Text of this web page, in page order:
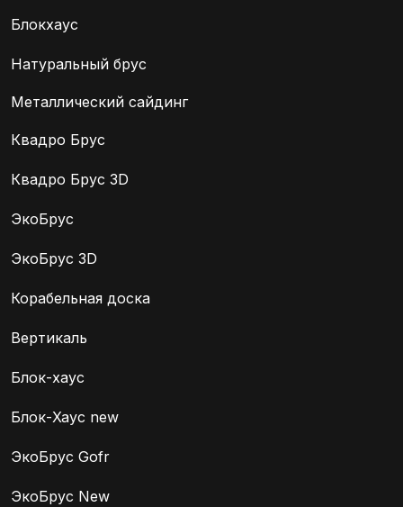
Блокхаус
Натуральный брус
Металлический сайдинг
Квадро Брус
Квадро Брус 3D
ЭкоБрус
ЭкоБрус 3D
Корабельная доска
Вертикаль
Блок-хаус
Блок-Хаус new
ЭкоБрус Gofr
ЭкоБрус New